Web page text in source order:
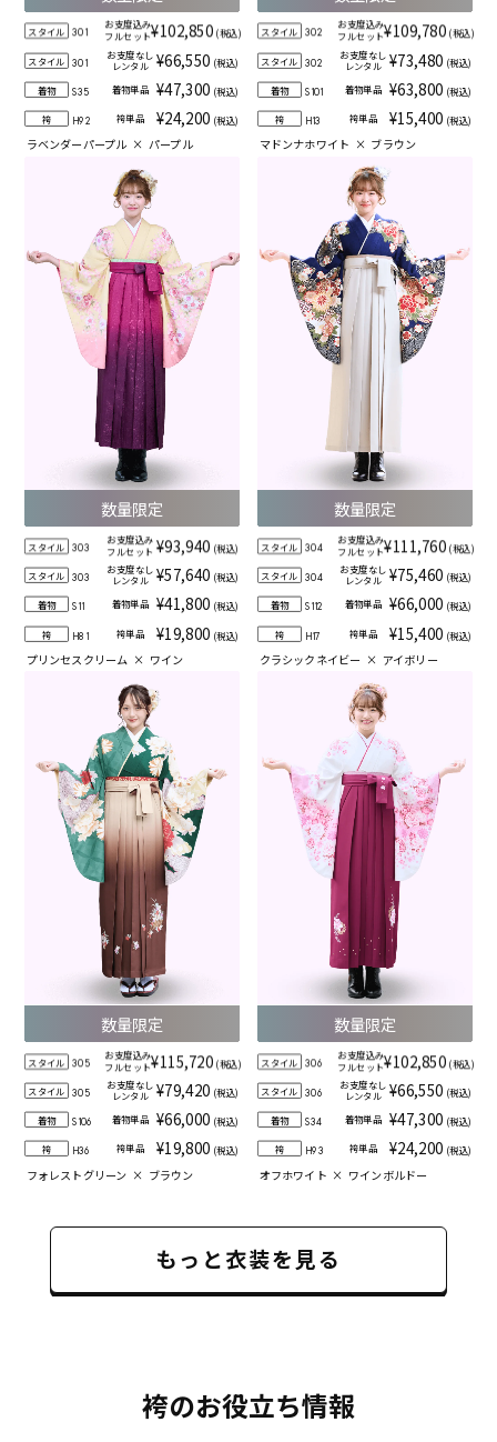
スタイル 301
お支度込み
フルセット¥102,850 (税込)
スタイル 301
お支度なし
レンタル
¥66,550 (税込)
着物 S35 着物単品 ¥47,300 (税込)
袴 H92 袴単品 ¥24,200 (税込)
ラベンダーパープル × パープル
スタイル 302
お支度込み
フルセット¥109,780 (税込)
スタイル 302
お支度なし
レンタル ¥73,480 (税込)
着物 S101 着物単品 ¥63,800 (税込)
袴 H13 袴単品 ¥15,400 (税込)
マドンナホワイト × ブラウン
数量限定
スタイル 303
お支度込み
フルセット ¥93,940 (税込)
スタイル 303
お支度なし
レンタル
¥57,640 (税込)
着物 S11 着物単品 ¥41,800 (税込)
袴 H81 袴単品 ¥19,800 (税込)
プリンセスクリーム × ワイン
数量限定
スタイル 304
お支度込み
フルセット¥111,760 (税込)
スタイル 304
お支度なし
レンタル ¥75,460 (税込)
着物 S112 着物単品 ¥66,000 (税込)
袴 H17 袴単品 ¥15,400 (税込)
クラシックネイビー × アイボリー
数量限定
スタイル 305
お支度込み
フルセット¥115,720 (税込)
スタイル 305
お支度なし
レンタル
¥79,420 (税込)
着物 S106 着物単品 ¥66,000 (税込)
袴 H36 袴単品 ¥19,800 (税込)
フォレストグリーン × ブラウン
数量限定
スタイル 306
お支度込み
フルセット¥102,850 (税込)
スタイル 306
お支度なし
レンタル ¥66,550 (税込)
着物 S34 着物単品 ¥47,300 (税込)
袴 H93 袴単品 ¥24,200 (税込)
オフホワイト × ワインボルドー
もっと衣装を見る
袴のお役立ち情報